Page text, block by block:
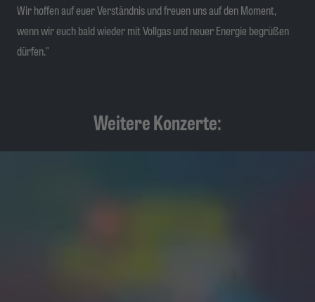
Wir hoffen auf euer Verständnis und freuen uns auf den Moment,
wenn wir euch bald wieder mit Vollgas und neuer Energie begrüßen
dürfen."
Weitere Konzerte: